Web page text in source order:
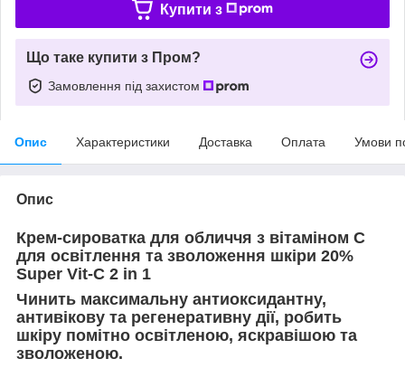
Купити з
Що таке купити з Пром?
Замовлення під захистом
Опис Характеристики Доставка Оплата Умови
Опис
Крем-сироватка для обличчя з вітаміном С
для освітлення та зволоження шкіри 20%
Super Vit-C 2 in 1
Чинить максимальну антиоксидантну,
антивікову та регенеративну дії, робить
шкіру помітно освітленою, яскравішою та
зволоженою.